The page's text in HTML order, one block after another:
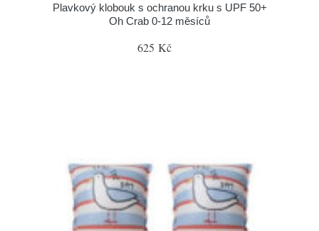
Plavkový klobouk s ochranou krku s UPF 50+
Oh Crab 0-12 měsíců
625 Kč